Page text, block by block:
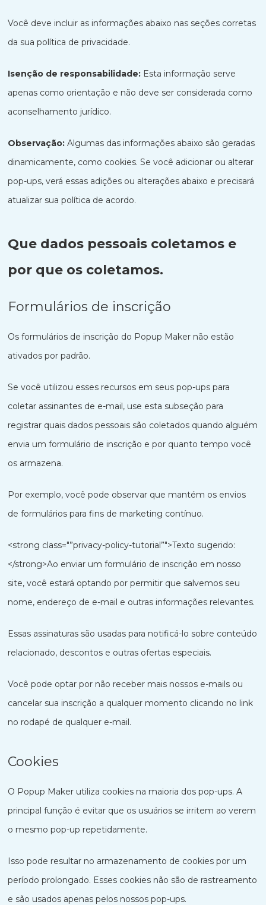
Você deve incluir as informações abaixo nas seções corretas
da sua política de privacidade.
Isenção de responsabilidade: Esta informação serve
apenas como orientação e não deve ser considerada como
aconselhamento jurídico.
Observação: Algumas das informações abaixo são geradas
dinamicamente, como cookies. Se você adicionar ou alterar
pop-ups, verá essas adições ou alterações abaixo e precisará
atualizar sua política de acordo.
Que dados pessoais coletamos e
por que os coletamos.
Formulários de inscrição
Os formulários de inscrição do Popup Maker não estão
ativados por padrão.
Se você utilizou esses recursos em seus pop-ups para
coletar assinantes de e-mail, use esta subseção para
registrar quais dados pessoais são coletados quando alguém
envia um formulário de inscrição e por quanto tempo você
os armazena.
Por exemplo, você pode observar que mantém os envios
de formulários para fins de marketing contínuo.
<strong class="”privacy-policy-tutorial”">Texto sugerido:
</strong>Ao enviar um formulário de inscrição em nosso
site, você estará optando por permitir que salvemos seu
nome, endereço de e-mail e outras informações relevantes.
Essas assinaturas são usadas para notificá-lo sobre conteúdo
relacionado, descontos e outras ofertas especiais.
Você pode optar por não receber mais nossos e-mails ou
cancelar sua inscrição a qualquer momento clicando no link
no rodapé de qualquer e-mail.
Cookies
O Popup Maker utiliza cookies na maioria dos pop-ups. A
principal função é evitar que os usuários se irritem ao verem
o mesmo pop-up repetidamente.
Isso pode resultar no armazenamento de cookies por um
período prolongado. Esses cookies não são de rastreamento
e são usados apenas pelos nossos pop-ups.